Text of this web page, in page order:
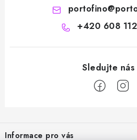
portofino@
+420 608
Informace pro vás